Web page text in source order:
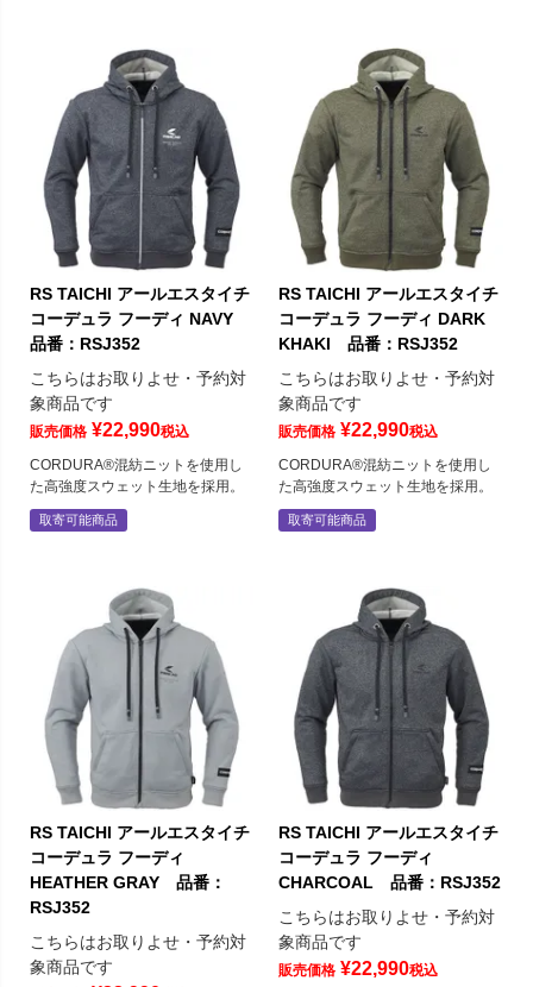
RS TAICHI アールエスタイチ
コーデュラ フーディ NAVY
品番：RSJ352
こちらはお取りよせ・予約対
象商品です
販売価格 ¥22,990税込
CORDURA®混紡ニットを使用し
た高強度スウェット生地を採用。
取寄可能商品
RS TAICHI アールエスタイチ
コーデュラ フーディ DARK
KHAKI 品番：RSJ352
こちらはお取りよせ・予約対
象商品です
販売価格 ¥22,990税込
CORDURA®混紡ニットを使用し
た高強度スウェット生地を採用。
取寄可能商品
RS TAICHI アールエスタイチ
コーデュラ フーディ
HEATHER GRAY 品番：
RSJ352
こちらはお取りよせ・予約対
象商品です
RS TAICHI アールエスタイチ
コーデュラ フーディ
CHARCOAL 品番：RSJ352
こちらはお取りよせ・予約対
象商品です
販売価格 ¥22,990税込